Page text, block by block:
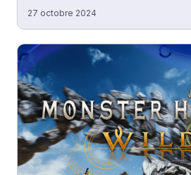
27 octobre 2024